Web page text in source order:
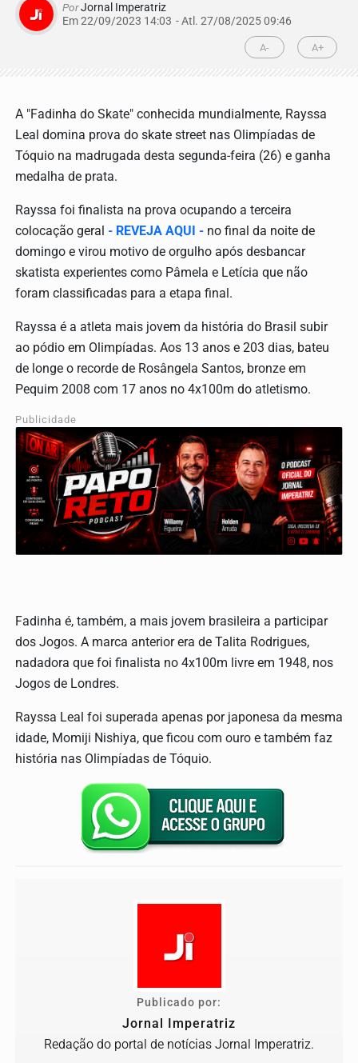
PorJornal Imperatriz
Em 22/09/2023 14:03 - Atl. 27/08/2025 09:46
A- A+
A "Fadinha do Skate" conhecida mundialmente, Rayssa
Leal domina prova do skate street nas Olimpíadas de
Tóquio na madrugada desta segunda-feira (26) e ganha
medalha de prata.
Rayssa foi finalista na prova ocupando a terceira
colocação geral - REVEJA AQUI - no final da noite de
domingo e virou motivo de orgulho após desbancar
skatista experientes como Pâmela e Letícia que não
foram classificadas para a etapa final.
Rayssa é a atleta mais jovem da história do Brasil subir
ao pódio em Olimpíadas. Aos 13 anos e 203 dias, bateu
de longe o recorde de Rosângela Santos, bronze em
Pequim 2008 com 17 anos no 4x100m do atletismo.
Publicidade
Fadinha é, também, a mais jovem brasileira a participar
dos Jogos. A marca anterior era de Talita Rodrigues,
nadadora que foi finalista no 4x100m livre em 1948, nos
Jogos de Londres.
Rayssa Leal foi superada apenas por japonesa da mesma
idade, Momiji Nishiya, que ficou com ouro e também faz
história nas Olimpíadas de Tóquio.
Publicado por:
Jornal Imperatriz
Redação do portal de notícias Jornal Imperatriz.